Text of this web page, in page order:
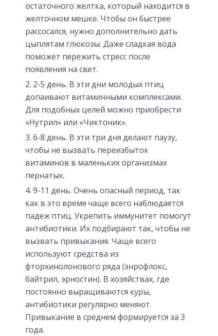
остаточного желтка, который находится в
желточном мешке. Чтобы он быстрее
рассосался, нужно дополнительно дать
цыплятам глюкозы. Даже сладкая вода
поможет пережить стресс после
появления на свет.
2-5 день. В эти дни молодых птиц
допаивают витаминными комплексами.
Для подобных целей можно приобрести
«Нутрил» или «Чиктоник».
6-8 день. В эти три дня делают паузу,
чтобы не вызвать переизбыток
витаминов в маленьких организмах
пернатых.
9-11 день. Очень опасный период, так
как в это время чаще всего наблюдается
падеж птиц. Укрепить иммунитет помогут
антибиотики. Их подбирают так, чтобы не
вызвать привыкания. Чаще всего
используют средства из
фторхинолонового ряда (энрофлокс,
байтрил, эрностин). В хозяйствах, где
постоянно выращиваются куры,
антибиотики регулярно меняют.
Привыкание в среднем формируется за 3
года.